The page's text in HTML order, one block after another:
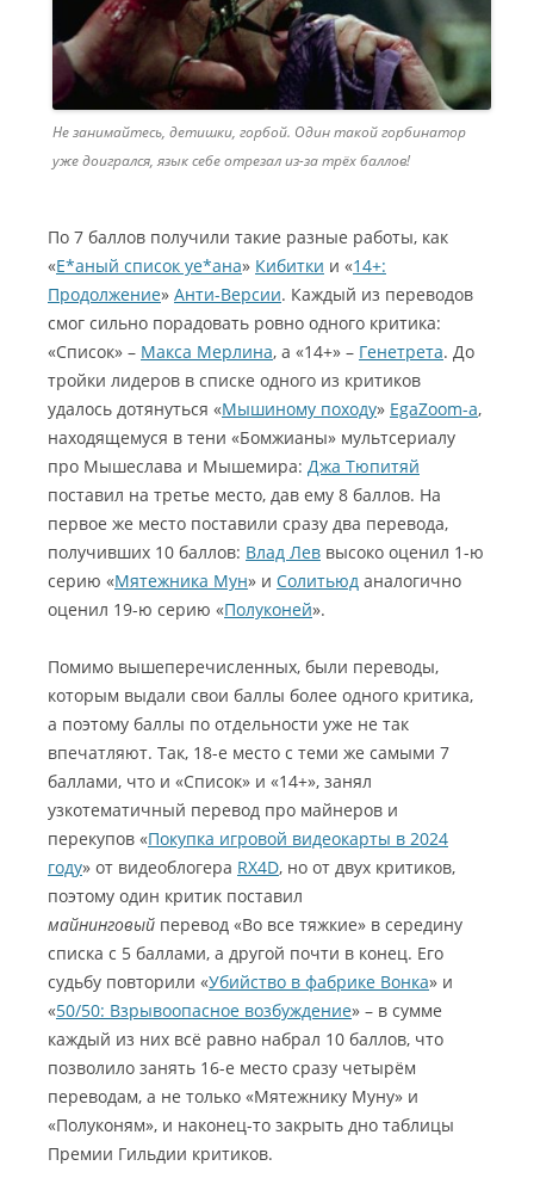
Не занимайтесь, детишки, горбой. Один такой горбинатор
уже доигрался, язык себе отрезал из-за трёх баллов!
По 7 баллов получили такие разные работы, как
«Е*аный список уе*ана» Кибитки и «14+:
Продолжение» Анти-Версии. Каждый из переводов
смог сильно порадовать ровно одного критика:
«Список» – Макса Мерлина, а «14+» – Генетретa. До
тройки лидеров в списке одного из критиков
удалось дотянуться «Мышиному походу» EgaZoom-а,
находящемуся в тени «Бомжианы» мультсериалу
про Мышеслава и Мышемира: Джа Тюпитяй
поставил на третье место, дав ему 8 баллов. На
первое же место поставили сразу два перевода,
получивших 10 баллов: Влад Лев высоко оценил 1-ю
серию «Мятежника Мун» и Солитьюд аналогично
оценил 19-ю серию «Полуконей».
Помимо вышеперечисленных, были переводы,
которым выдали свои баллы более одного критика,
а поэтому баллы по отдельности уже не так
впечатляют. Так, 18-е место с теми же самыми 7
баллами, что и «Список» и «14+», занял
узкотематичный перевод про майнеров и
перекупов «Покупка игровой видеокарты в 2024
году» от видеоблогера RX4D, но от двух критиков,
поэтому один критик поставил
майнинговый перевод «Во все тяжкие» в середину
списка с 5 баллами, а другой почти в конец. Его
судьбу повторили «Убийство в фабрике Вонка» и
«50/50: Взрывоопасное возбуждение» – в сумме
каждый из них всё равно набрал 10 баллов, что
позволило занять 16-е место сразу четырём
переводам, а не только «Мятежнику Муну» и
«Полуконям», и наконец-то закрыть дно таблицы
Премии Гильдии критиков.